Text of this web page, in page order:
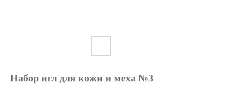
Набор игл для кожи и меха №3